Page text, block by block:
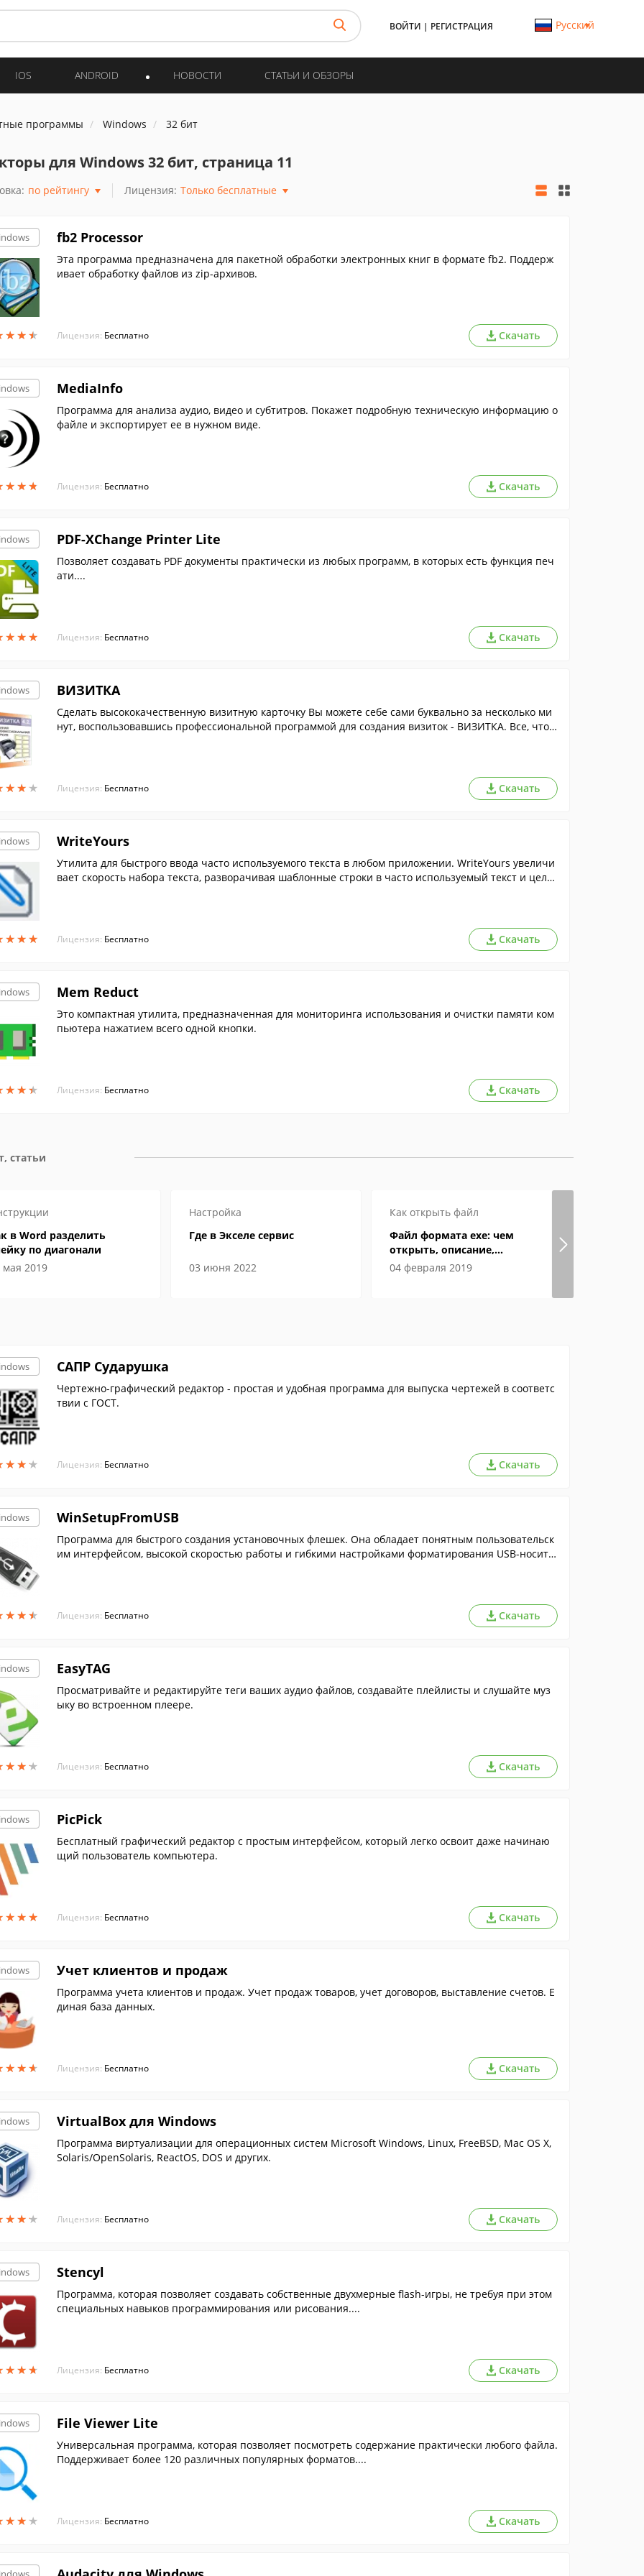
ВОЙТИ | РЕГИСТРАЦИЯ Русский
IOS ANDROID НОВОСТИ СТАТЬИ И ОБЗОРЫ
программы Windows 32 бит
для Windows 32 бит, страница 11
по рейтингу Лицензия: Только бесплатные
★★★
★★★
fb2 Processor
Эта программа предназначена для пакетной обработки электронных книг в формате fb2. Поддерж
ивает обработку файлов из zip-архивов.
Лицензия: Бесплатно Скачать
★★★
★★★
MediaInfo
Программа для анализа аудио, видео и субтитров. Покажет подробную техническую информацию о
файле и экспортирует ее в нужном виде.
Лицензия: Бесплатно Скачать
★★★
★★★
PDF-XChange Printer Lite
Позволяет создавать PDF документы практически из любых программ, в которых есть функция печ
ати....
Лицензия: Бесплатно Скачать
★★★
★★★
ВИЗИТКА
Сделать высококачественную визитную карточку Вы можете себе сами буквально за несколько ми
нут, воспользовавшись профессиональной программой для создания визиток - ВИЗИТКА. Все, что
Лицензия: Бесплатно Скачать
★★★
★★★
WriteYours
Утилита для быстрого ввода часто используемого текста в любом приложении. WriteYours увеличи
вает скорость набора текста, разворачивая шаблонные строки в часто используемый текст и целы
Лицензия: Бесплатно Скачать
★★★
★★★
Mem Reduct
Это компактная утилита, предназначенная для мониторинга использования и очистки памяти ком
пьютера нажатием всего одной кнопки.
Лицензия: Бесплатно Скачать
статьи
в Word разделить
по диагонали
мая 2019
Настройка
Где в Экселе сервис
03 июня 2022
Как открыть файл
Файл формата exe: чем
открыть, описание,
особенности
04 февраля 2019
★★★
★★★
САПР Сударушка
Чертежно-графический редактор - простая и удобная программа для выпуска чертежей в соответс
твии с ГОСТ.
Лицензия: Бесплатно Скачать
★★★
★★★
WinSetupFromUSB
Программа для быстрого создания установочных флешек. Она обладает понятным пользовательск
им интерфейсом, высокой скоростью работы и гибкими настройками форматирования USB-носите
Лицензия: Бесплатно Скачать
★★★
★★★
EasyTAG
Просматривайте и редактируйте теги ваших аудио файлов, создавайте плейлисты и слушайте муз
ыку во встроенном плеере.
Лицензия: Бесплатно Скачать
★★★
★★★
PicPick
Бесплатный графический редактор с простым интерфейсом, который легко освоит даже начинаю
щий пользователь компьютера.
Лицензия: Бесплатно Скачать
★★★
★★★
Учет клиентов и продаж
Программа учета клиентов и продаж. Учет продаж товаров, учет договоров, выставление счетов. Е
диная база данных.
Лицензия: Бесплатно Скачать
★★★
★★★
VirtualBox для Windows
Программа виртуализации для операционных систем Microsoft Windows, Linux, FreeBSD, Mac OS X,
Solaris/OpenSolaris, ReactOS, DOS и других.
Лицензия: Бесплатно Скачать
★★★
★★★
Stencyl
Программа, которая позволяет создавать собственные двухмерные flash-игры, не требуя при этом
специальных навыков программирования или рисования....
Лицензия: Бесплатно Скачать
★★★
★★★
File Viewer Lite
Универсальная программа, которая позволяет посмотреть содержание практически любого файла.
Поддерживает более 120 различных популярных форматов....
Лицензия: Бесплатно Скачать